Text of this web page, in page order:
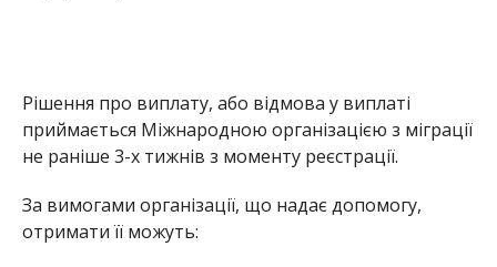
отримувачі допомоги у зв’язку з вагітністю
та пологами;
за дитиною до 3-х років;
особи з інвалідністю;